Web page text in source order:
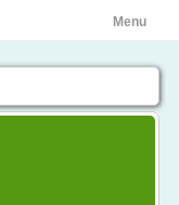
Menu